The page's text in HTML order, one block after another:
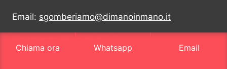
Email: sgomberiamo@dimanoinmano.it
Chiama ora
Whatsapp Email